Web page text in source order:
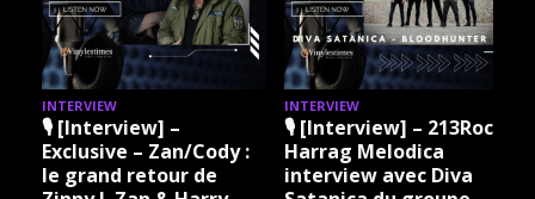
INTERVIEW
🎙 [Interview] –
Exclusive – Zan/Cody :
le grand retour de
INTERVIEW
🎙 [Interview] – 213Rock
Harrag Melodica
interview avec Diva